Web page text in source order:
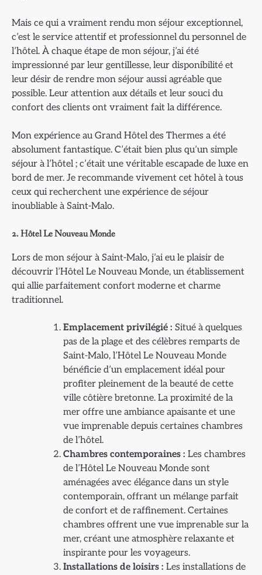
Mais ce qui a vraiment rendu mon séjour exceptionnel,
c’est le service attentif et professionnel du personnel de
l’hôtel. À chaque étape de mon séjour, j’ai été
impressionné par leur gentillesse, leur disponibilité et
leur désir de rendre mon séjour aussi agréable que
possible. Leur attention aux détails et leur souci du
confort des clients ont vraiment fait la différence.
Mon expérience au Grand Hôtel des Thermes a été
absolument fantastique. C’était bien plus qu’un simple
séjour à l’hôtel ; c’était une véritable escapade de luxe en
bord de mer. Je recommande vivement cet hôtel à tous
ceux qui recherchent une expérience de séjour
inoubliable à Saint-Malo.
2. Hôtel Le Nouveau Monde
Lors de mon séjour à Saint-Malo, j’ai eu le plaisir de
découvrir l’Hôtel Le Nouveau Monde, un établissement
qui allie parfaitement confort moderne et charme
traditionnel.
Emplacement privilégié : Situé à quelques
pas de la plage et des célèbres remparts de
Saint-Malo, l’Hôtel Le Nouveau Monde
bénéficie d’un emplacement idéal pour
profiter pleinement de la beauté de cette
ville côtière bretonne. La proximité de la
mer offre une ambiance apaisante et une
vue imprenable depuis certaines chambres
de l’hôtel.
Chambres contemporaines : Les chambres
de l’Hôtel Le Nouveau Monde sont
aménagées avec élégance dans un style
contemporain, offrant un mélange parfait
de confort et de raffinement. Certaines
chambres offrent une vue imprenable sur la
mer, créant une atmosphère relaxante et
inspirante pour les voyageurs.
Installations de loisirs : Les installations de